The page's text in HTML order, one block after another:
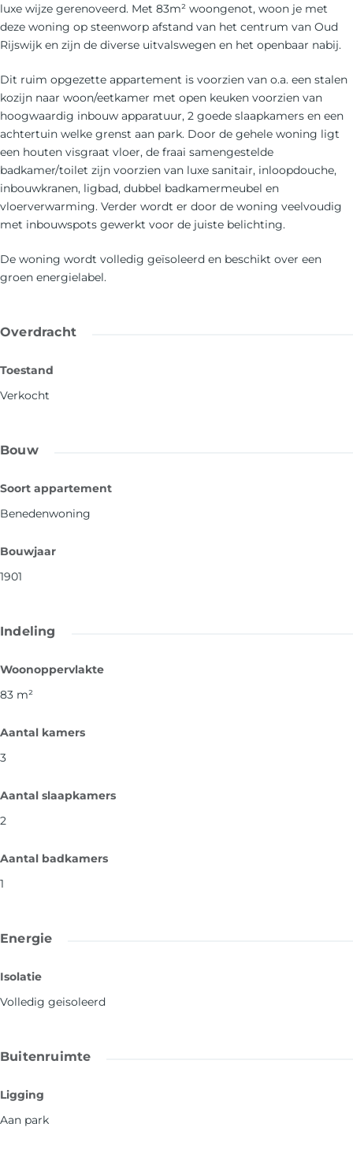
luxe wijze gerenoveerd. Met 83m² woongenot, woon je met
deze woning op steenworp afstand van het centrum van Oud
Rijswijk en zijn de diverse uitvalswegen en het openbaar nabij.
Dit ruim opgezette appartement is voorzien van o.a. een stalen
kozijn naar woon/eetkamer met open keuken voorzien van
hoogwaardig inbouw apparatuur, 2 goede slaapkamers en een
achtertuin welke grenst aan park. Door de gehele woning ligt
een houten visgraat vloer, de fraai samengestelde
badkamer/toilet zijn voorzien van luxe sanitair, inloopdouche,
inbouwkranen, ligbad, dubbel badkamermeubel en
vloerverwarming. Verder wordt er door de woning veelvoudig
met inbouwspots gewerkt voor de juiste belichting.
De woning wordt volledig geïsoleerd en beschikt over een
groen energielabel.
Overdracht
Toestand
Verkocht
Bouw
Soort appartement
Benedenwoning
Bouwjaar
1901
Indeling
Woonoppervlakte
83 m²
Aantal kamers
3
Aantal slaapkamers
2
Aantal badkamers
1
Energie
Isolatie
Volledig geisoleerd
Buitenruimte
Ligging
Aan park